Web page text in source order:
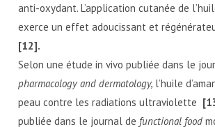
anti-oxydant. L’application cutanée de
exerce un effet adoucissant et
[12].
Selon une étude in vivo publiée dans le
pharmacology and dermatology, l’huile
peau contre les radiations ultraviolette
publiée dans le journal de functional food